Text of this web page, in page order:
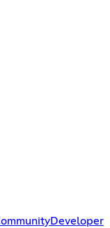
Developer